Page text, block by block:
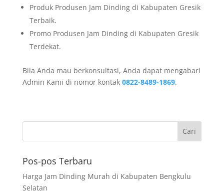
Produk Produsen Jam Dinding di Kabupaten Gresik
Terbaik.
Promo Produsen Jam Dinding di Kabupaten Gresik
Terdekat.
Bila Anda mau berkonsultasi, Anda dapat mengabari
Admin Kami di nomor kontak 0822-8489-1869.
Pos-pos Terbaru
Harga Jam Dinding Murah di Kabupaten Bengkulu
Selatan